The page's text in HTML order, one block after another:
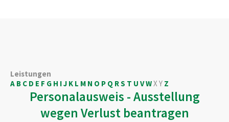
Leistungen
A B C D E F G H IJ K L M N O P Q RS T U VWXY Z
Personalausweis - Ausstellung
wegen Verlust beantragen